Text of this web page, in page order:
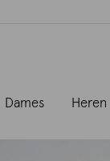
Dames Heren